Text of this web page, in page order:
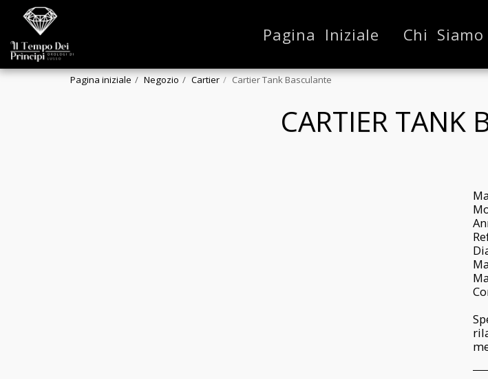
Pagina Iniziale Chi Siamo
Pagina iniziale Negozio Cartier Cartier Tank Basculante
CARTIER TANK